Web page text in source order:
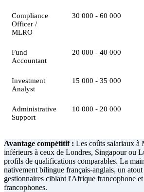
Compliance
Officer /
MLRO
30 000 - 60 000
Fund
Accountant
20 000 - 40 000
Investment
Analyst
15 000 - 35 000
Administrative
Support
10 000 - 20 000
Avantage compétitif : Les coûts salariaux à
inférieurs à ceux de Londres, Singapour ou
profils de qualifications comparables. La
nativement bilingue français-anglais, un
gestionnaires ciblant l'Afrique francophone et
francophones.